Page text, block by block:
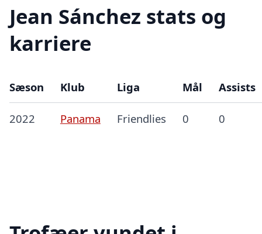
Jean Sánchez stats og
karriere
Sæson Klub Liga Mål Assists
2022 Panama Friendlies 0 0